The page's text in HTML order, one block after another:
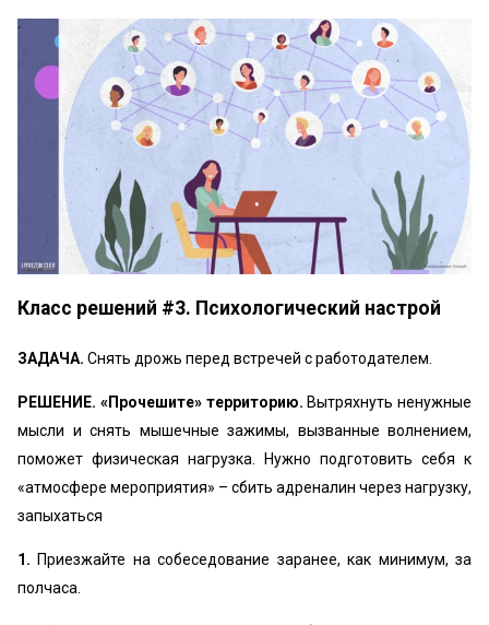
Класс решений #3. Психологический настрой
ЗАДАЧА. Снять дрожь перед встречей с работодателем.
РЕШЕНИЕ. «Прочешите» территорию. Вытряхнуть ненужные
мысли и снять мышечные зажимы, вызванные волнением,
поможет физическая нагрузка. Нужно подготовить себя к
«атмосфере мероприятия» – сбить адреналин через нагрузку,
запыхаться
1.Приезжайте на собеседование заранее, как минимум, за
полчаса.